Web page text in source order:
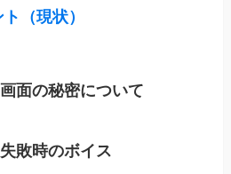
（現状）
面の秘密について
敗時のボイス